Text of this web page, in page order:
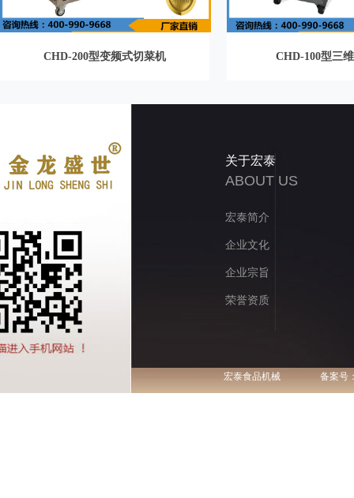
CHD-200型变频式切菜机 CHD-100型三
关于宏泰
ABOUT US
宏泰简介
企业文化
企业宗旨
荣誉资质
宏泰食品机械 备案号